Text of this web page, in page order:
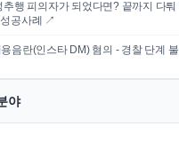
추행 피의자가 되었다면? 끝까지 다
공사례 ↗
음란(인스타 DM) 혐의 - 경찰 단계
야